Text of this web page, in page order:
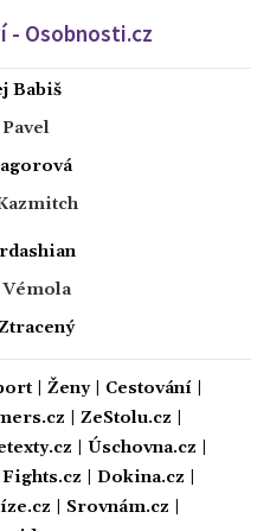
- Osobnosti.cz
Babiš
| Ženy| Cestování|
ZeStolu.cz
Úschovna.cz
Fights.cz Dokina.cz
Srovnám.cz